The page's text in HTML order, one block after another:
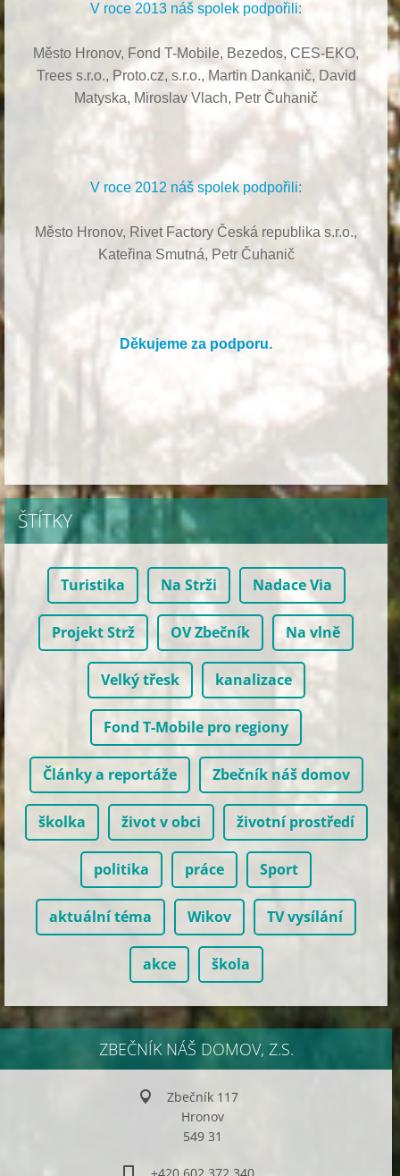
V roce 2013 náš spolek podpořili:
Město Hronov, Fond T-Mobile, Bezedos, CES-EKO,
Trees s.r.o., Proto.cz, s.r.o., Martin Dankanič, David
Matyska, Miroslav Vlach, Petr Čuhanič
V roce 2012 náš spolek podpořili:
Město Hronov, Rivet Factory Česká republika s.r.o.,
Kateřina Smutná, Petr Čuhanič
Děkujeme za podporu.
ŠTÍTKY
Turistika Na Strži Nadace Via
Projekt Strž OV Zbečník Na vlně
Velký třesk kanalizace
Fond T-Mobile pro regiony
Články a reportáže Zbečník náš domov
školka život v obci životní prostředí
politika práce Sport
aktuální téma Wikov TV vysílání
akce škola
ZBEČNÍK NÁŠ DOMOV, Z.S.
Zbečník 117
Hronov
549 31